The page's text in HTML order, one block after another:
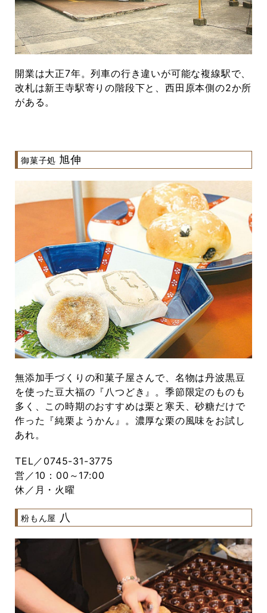
開業は大正7年。列車の行き違いが可能な複線駅で、
改札は新王寺駅寄りの階段下と、西田原本側の2か所
がある。
御菓子処 旭伸
無添加手づくりの和菓子屋さんで、名物は丹波黒豆
を使った豆大福の『八つどき』。季節限定のものも
多く、この時期のおすすめは栗と寒天、砂糖だけで
作った『純栗ようかん』。濃厚な栗の風味をお試し
あれ。
TEL／0745-31-3775
営／10：00～17:00
休／月・火曜
粉もん屋 八